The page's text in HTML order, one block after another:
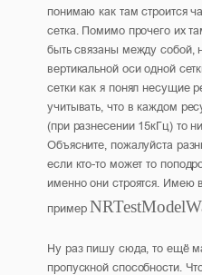
понимаю как там строится
сетка. Помимо прочего их
быть связаны между собой,
вертикальной оси одной
сетки как я понял несущие
учитывать, что в каждом
(при разнесении 15кГц) то
Объясните, пожалуйста
если кто-то может то
именно они строятся. Имею
пример
Ну раз пишу сюда, то ещё
пропускной способности.